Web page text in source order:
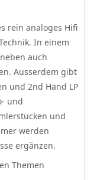
rein analoges Hifi
In einem
auch
Ausserdem gibt
und 2nd Hand LP
und
und
werden
ergänzen.
Themen